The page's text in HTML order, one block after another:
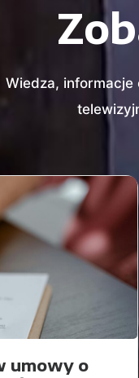
Wiedza,
umowy o